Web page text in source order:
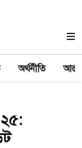
অর্থনীতি